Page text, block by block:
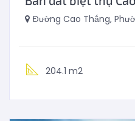
Đường Cao Thắng, Phường
204.1 m2